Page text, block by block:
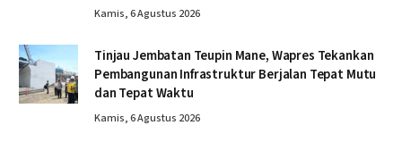
Kamis, 6 Agustus 2026
Tinjau Jembatan Teupin Mane, Wapres Tekankan
Pembangunan Infrastruktur Berjalan Tepat Mutu
dan Tepat Waktu
Kamis, 6 Agustus 2026